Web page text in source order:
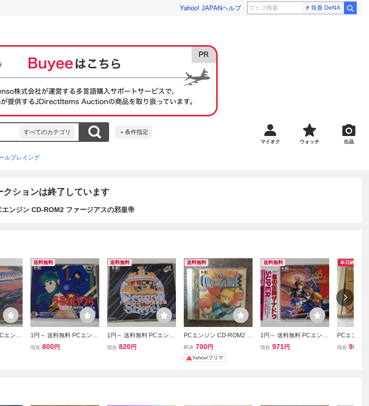
Yahoo! JAPANヘルプ 筒香 DeNA
すべてのカテゴリ ＋条件指定
マイオク ウォッチ 出品
ルプレイング
クションは終了しています
ンジン CD-ROM2 ファージアスの邪皇帝
エンジ
ンジ
送料無料
1円～ 送料無料 PCエンジ
ン CD-ROM2 うる星やつ
現在 800円
送料無料
1円～ 送料無料 PCエンジ
ン CD-ROM2 ドラゴンス
現在 820円
送料無料
PCエンジン CD-ROM2 ク
イズアベニュー QUIZ AV
ENUE
即決 700円
Yahoo!フリマ
送料無料
1円～ 送料無料 PCエンジ
ン CD-ROM2 風の伝説ザ
現在 971円
本日終了
PCエンジ
ROM2 イ
現在 980